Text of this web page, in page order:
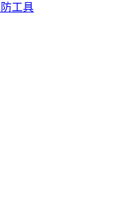
工具